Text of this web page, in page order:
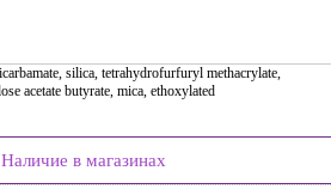
silica, tetrahydrofurfuryl methacrylate,
acetate butyrate, mica, ethoxylated
Наличие в магазинах